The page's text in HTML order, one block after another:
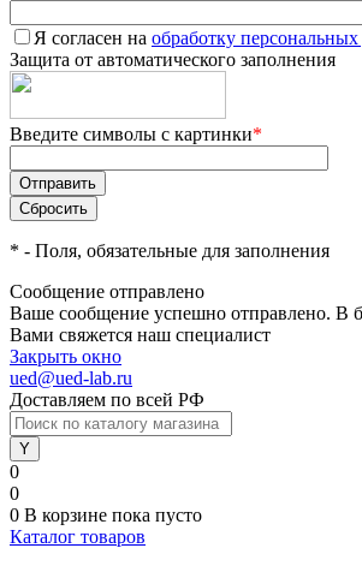
Я согласен на обработку
Защита от автоматического заполнения
Введите символы с картинки*
* - Поля, обязательные для заполнения
Сообщение отправлено
Ваше сообщение успешно отправлено. В
Вами свяжется наш специалист
Закрыть окно
ued@ued-lab.ru
Доставляем по всей РФ
0
0
0 В корзине пока пусто
Каталог товаров